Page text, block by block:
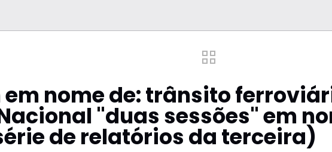
em nome de: trânsito
"duas sessões" em
de relatórios da terceira)